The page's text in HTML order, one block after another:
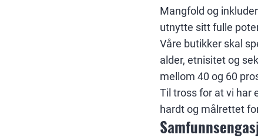
Mangfold og
utnytte sitt fulle
Våre butikker skal
alder, etnisitet og
mellom 40 og 60
Til tross for at vi har
hardt og målrettet